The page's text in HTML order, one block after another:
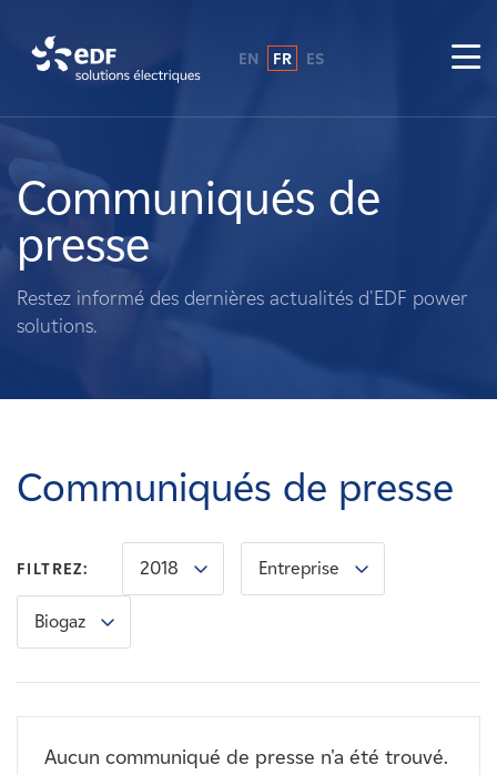
A propos de nous
Ce que nous faisons
Propriétaires fonciers
Carrières
Nouvelles
Contactez-nous
EN FR ES
Communiqués de
presse
Restez informé des dernières actualités d'EDF power
solutions.
Communiqués de presse
FILTREZ: 2018 Entreprise
Biogaz
Aucun communiqué de presse n'a été trouvé.